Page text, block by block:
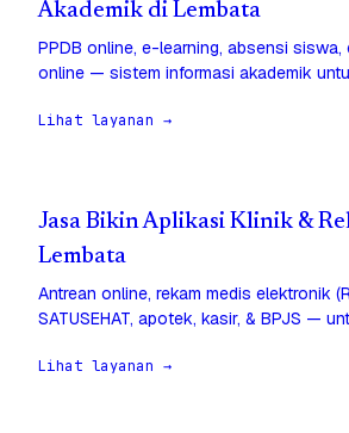
Akademik di Lembata
PPDB online, e-learning, absensi siswa,
online — sistem informasi akademik
Lihat layanan →
Jasa Bikin Aplikasi Klinik &
Lembata
Antrean online, rekam medis elektronik
SATUSEHAT, apotek, kasir, & BPJS —
Lihat layanan →